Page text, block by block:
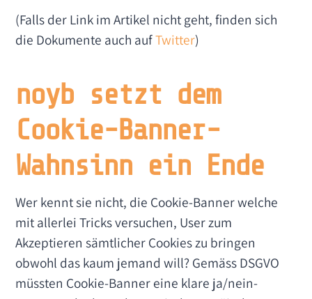
(Falls der Link im Artikel nicht geht, finden sich
die Dokumente auch aufTwitter)
noyb setzt dem
Cookie-Banner-
Wahnsinn ein Ende
Wer kennt sie nicht, die Cookie-Banner welche
mit allerlei Tricks versuchen, User zum
Akzeptieren sämtlicher Cookies zu bringen
obwohl das kaum jemand will? Gemäss DSGVO
müssten Cookie-Banner eine klare ja/nein-